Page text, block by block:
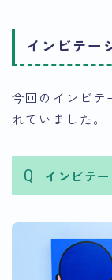
インビテー
今回のインビテ
れていました。
Q インビテ